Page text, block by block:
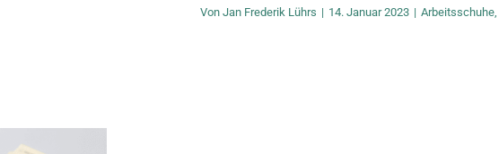
Von Jan Frederik Lührs | 14. Januar 2023 | Arbeitsschuhe